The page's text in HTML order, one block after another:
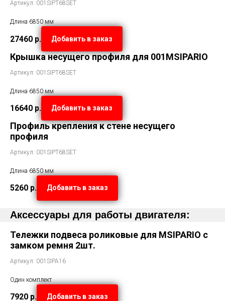
Артикул: 001SIPT68SET
Длина 6850 мм
27460 р. Добавить в заказ
Крышка несущего профиля для 001MSIPARIO
Артикул: 001SIPT68SET
Длина 6850 мм
16640 р. Добавить в заказ
Профиль крепления к стене несущего
профиля
Артикул: 001SIPT68SET
Длина 6850 мм
5260 р. Добавить в заказ
Аксессуары для работы двигателя:
Тележки подвеса роликовые для MSIPARIO с
замком ремня 2шт.
Артикул: 001SIPA16
Один комплект
7920 р. Добавить в заказ